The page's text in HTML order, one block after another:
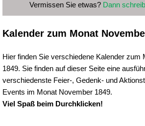
Vermissen Sie etwas? Dann
Kalender zum Monat
Hier finden Sie verschiedene Kalender zum
1849. Sie finden auf dieser Seite eine
verschiedenste Feier-, Gedenk- und
Events im Monat November 1849.
Viel Spaß beim Durchklicken!